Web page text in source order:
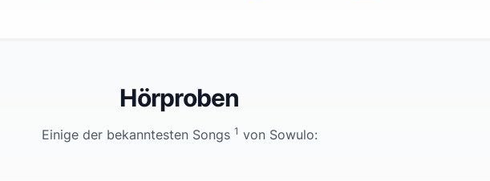
Hörproben
Einige der bekanntesten Songs 1 von Sowulo: